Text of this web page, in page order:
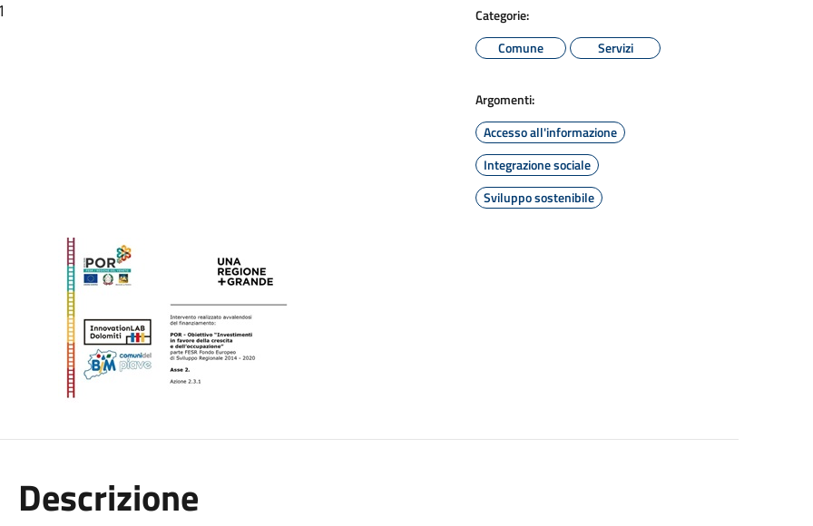
Categorie:
Comune
Servizi
Argomenti:
Accesso all'informazione
Integrazione sociale
Sviluppo sostenibile
Descrizione